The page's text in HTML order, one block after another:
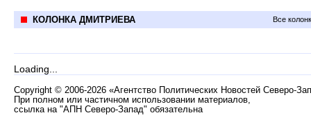
КОЛОНКА ДМИТРИЕВА Все
Loading...
Copyright © 2006-2026 «Агентство Политических Новостей Северо-
При полном или частичном использовании материалов,
ссылка на "АПН Северо-Запад" обязательна